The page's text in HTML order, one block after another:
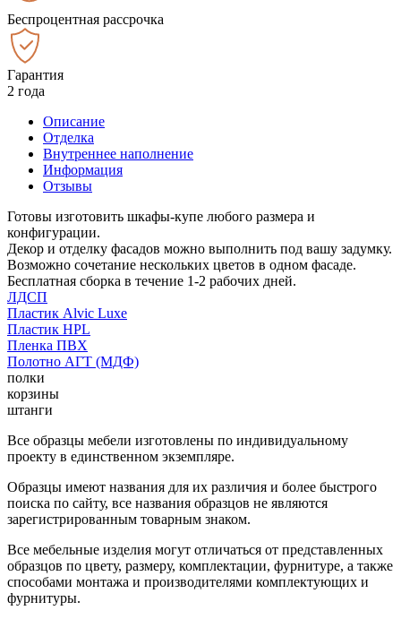
Беспроцентная рассрочка
Гарантия
2 года
Описание
Отделка
Внутреннее наполнение
Информация
Отзывы
Готовы изготовить шкафы-купе любого размера и
конфигурации.
Декор и отделку фасадов можно выполнить под вашу задумку.
Возможно сочетание нескольких цветов в одном фасаде.
Бесплатная сборка в течение 1-2 рабочих дней.
ЛДСП
Пластик Alvic Luxe
Пластик HPL
Пленка ПВХ
Полотно АГТ (МДФ)
полки
корзины
штанги
Все образцы мебели изготовлены по индивидуальному
проекту в единственном экземпляре.
Образцы имеют названия для их различия и более быстрого
поиска по сайту, все названия образцов не являются
зарегистрированным товарным знаком.
Все мебельные изделия могут отличаться от представленных
образцов по цвету, размеру, комплектации, фурнитуре, а также
способами монтажа и производителями комплектующих и
фурнитуры.